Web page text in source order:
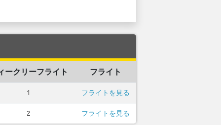
ークリーフライト フライト
1 フライトを見る
2 フライトを見る